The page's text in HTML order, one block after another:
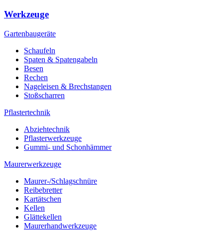
Werkzeuge
Gartenbaugeräte
Schaufeln
Spaten & Spatengabeln
Besen
Rechen
Nageleisen & Brechstangen
Stoßscharren
Pflastertechnik
Abziehtechnik
Pflasterwerkzeuge
Gummi- und Schonhämmer
Maurerwerkzeuge
Maurer-/Schlagschnüre
Reibebretter
Kartätschen
Kellen
Glättekellen
Maurerhandwerkzeuge